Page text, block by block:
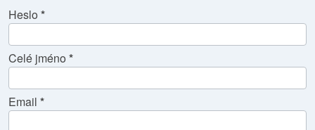
Heslo
Celé jméno
Email